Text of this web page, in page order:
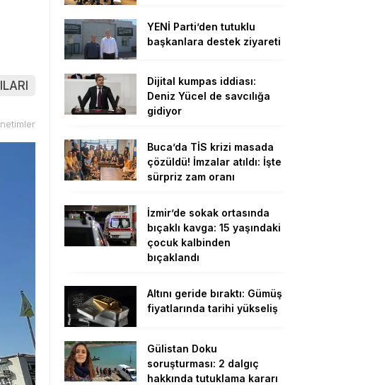
YENİ Parti’den tutuklu
başkanlara destek ziyareti
Dijital kumpas iddiası:
Deniz Yücel de savcılığa
gidiyor
Buca’da TİS krizi masada
çözüldü! İmzalar atıldı: İşte
sürpriz zam oranı
İzmir’de sokak ortasında
bıçaklı kavga: 15 yaşındaki
çocuk kalbinden
bıçaklandı
Altını geride bıraktı: Gümüş
fiyatlarında tarihi yükseliş
Gülistan Doku
soruşturması: 2 dalgıç
hakkında tutuklama kararı